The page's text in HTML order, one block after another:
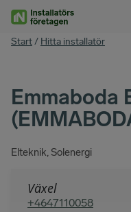
You
Start/ Hitta installatör
Emmaboda
Elteknik, Solenergi
Växel
+4647110058